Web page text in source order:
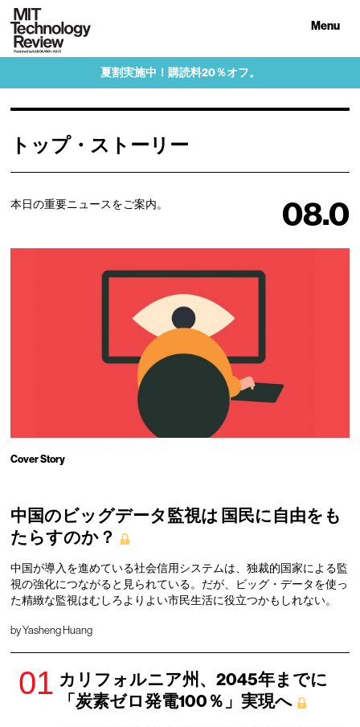
Menu
夏割実施中！購読料20％オフ。
トップ・ストーリー
本日の重要ニュースをご案内。 08.0
Cover Story
中国のビッグデータ監視は 国民に自由をも
たらすのか？
中国が導入を進めている社会信用システムは、独裁的国家による監
視の強化につながると見られている。だが、ビッグ・データを使っ
た精緻な監視はむしろよりよい市民生活に役立つかもしれない。
by Yasheng Huang
カリフォルニア州、2045年までに
「炭素ゼロ発電100％」実現へ